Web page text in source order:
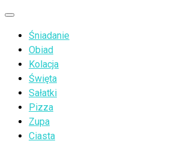
Przejdź
treści
Menu
Śniadanie
Obiad
Kolacja
Święta
Sałatki
Pizza
Zupa
Ciasta